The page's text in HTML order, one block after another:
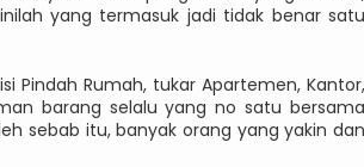
yang termasuk jadi tidak benar satu
Pindah Rumah, tukar Apartemen, Kantor,
barang selalu yang no satu bersama
sebab itu, banyak orang yang yakin dan